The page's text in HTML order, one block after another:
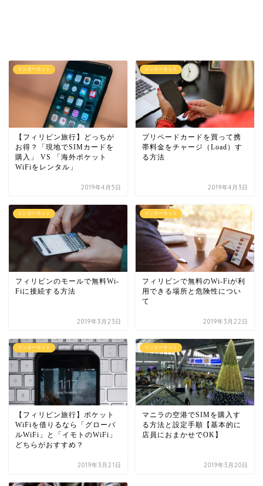
インターネット
【フィリピン旅行】どっちが
お得？「現地でSIMカードを
購入」 VS 「海外ポケット
WiFiをレンタル」
2019年4月5日
インターネット
プリペードカードを買って携
帯料金をチャージ（Load）す
る方法
2019年4月3日
インターネット
フィリピンのモールで無料Wi-
Fiに接続する方法
2019年3月23日
インターネット
フィリピンで無料のWi-Fiが利
用できる場所と危険性につい
て
2019年3月22日
インターネット
【フィリピン旅行】ポケット
WiFiを借りるなら「グローバ
ルWiFi」と「イモトのWiFi」
どちらがおすすめ？
2019年3月21日
インターネット
マニラの空港でSIMを購入す
る方法と設定手順【基本的に
店員におまかせでOK】
2019年3月20日